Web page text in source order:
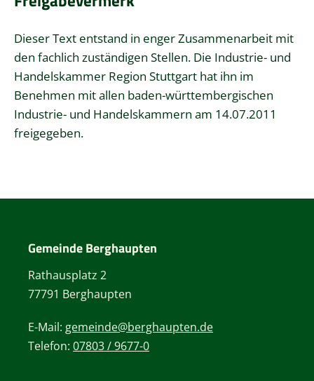
Dieser Text entstand in enger Zusammenarbeit mit
den fachlich zuständigen Stellen. Die Industrie- und
Handelskammer Region Stuttgart hat ihn im
Benehmen mit allen baden-württembergischen
Industrie- und Handelskammern am 14.07.2011
freigegeben.
Gemeinde Berghaupten
Rathausplatz 2
77791 Berghaupten
E-Mail: gemeinde@berghaupten.de
Telefon: 07803 / 9677-0